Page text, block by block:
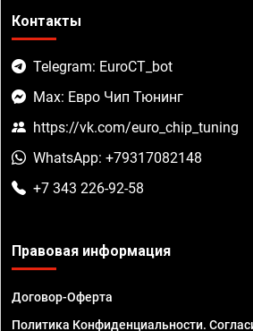
Контакты
Telegram: EuroCT_bot
Max: Евро Чип Тюнинг
https://vk.com/euro_chip_tuning
WhatsApp: +79317082148
+7 343 226-92-58
Правовая информация
Договор-Оферта
Политика Конфиденциальности.